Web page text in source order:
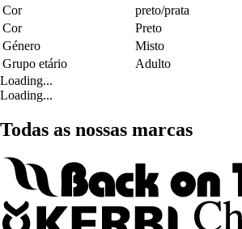
Cor
preto/prata
Cor
Preto
Género
Misto
Grupo etário
Adulto
Loading...
Loading...
Todas as nossas marcas